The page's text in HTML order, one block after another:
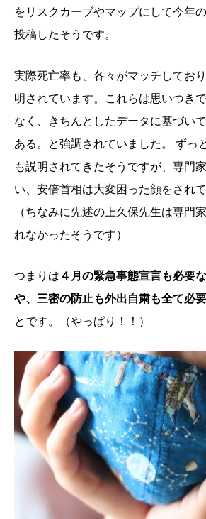
をリスクカーブやマップにして今年
投稿したそうです。
実際死亡率も、各々がマッチしてお
明されています。これらは思いつき
なく、きちんとしたデータに基づい
ある。と強調されていました。 ずっ
も説明されてきたそうですが、専門
い、安倍首相は大変困った顔をされて
（ちなみに先述の上久保先生は専門
れなかったそうです）
つまりは４月の緊急事態宣言も必要
や、三密の防止も外出自粛も全て必
とです。（やっぱり！！）